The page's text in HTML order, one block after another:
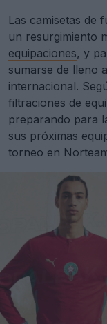
Las camisetas de
un resurgimiento
equipaciones, y
sumarse de lleno
internacional.
filtraciones de
preparando para
sus próximas
torneo en